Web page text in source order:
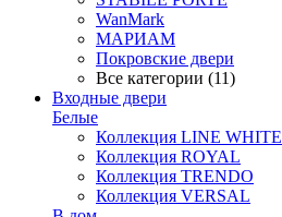
WanMark
МАРИАМ
Покровские двери
Все категории (11)
Входные двери
Белые
Коллекция LINE WHITE
Коллекция ROYAL
Коллекция TRENDO
Коллекция VERSAL